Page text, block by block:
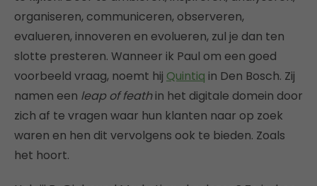
organiseren, communiceren, observeren,
evalueren, innoveren en evolueren, zul je dan ten
slotte presteren. Wanneer ik Paul om een goed
voorbeeld vraag, noemt hij Quintiq in Den Bosch. Zij
namen een leap of feathin het digitale domein door
zich af te vragen waar hun klanten naar op zoek
waren en hen dit vervolgens ook te bieden. Zoals
het hoort.